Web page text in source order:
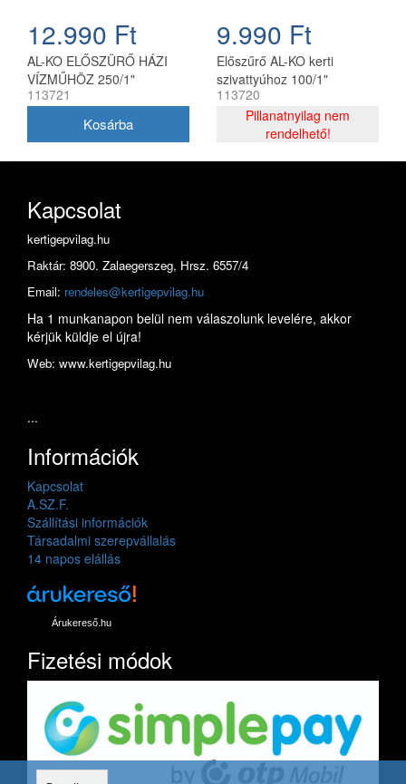
12.990 Ft
AL-KO ELŐSZÜRŐ HÁZI
VÍZMŰHÖZ 250/1"
113721
9.990 Ft
Előszűrő AL-KO kerti
szivattyúhoz 100/1"
113720
Pillanatnyilag nem
rendelhető!
Kapcsolat
kertigepvilag.hu
Raktár: 8900. Zalaegerszeg, Hrsz. 6557/4
Email: rendeles@kertigepvilag.hu
Ha 1 munkanapon belül nem válaszolunk levelére, akkor
kérjük küldje el újra!
Web: www.kertigepvilag.hu
...
Információk
Kapcsolat
A.SZ.F.
Szállítási információk
Társadalmi szerepvállalás
14 napos elállás
Árukereső.hu
Fizetési módok